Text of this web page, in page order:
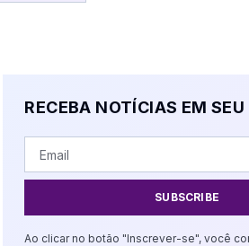
RECEBA NOTÍCIAS EM
SUBSCRIBE
Ao clicar no botão "Inscrever-se", você